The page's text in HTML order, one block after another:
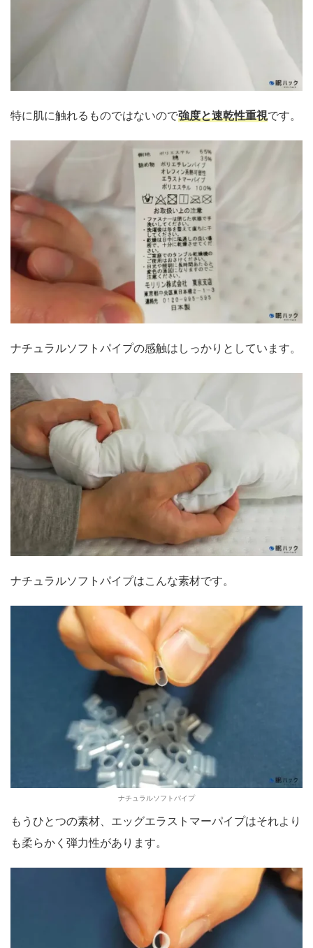
特に肌に触れるものではないので強度と速乾性重視です。
ナチュラルソフトパイプの感触はしっかりとしています。
ナチュラルソフトパイプはこんな素材です。
ナチュラルソフトパイプ
もうひとつの素材、エッグエラストマーパイプはそれより
も柔らかく弾力性があります。